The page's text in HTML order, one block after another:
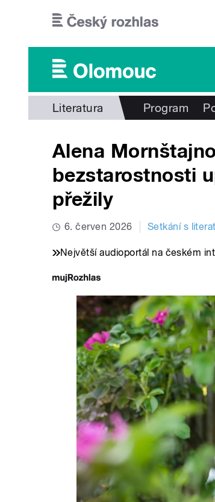
Literatura Program
Alena
bezstarostnosti
přežily
6. červen 2026 Setkání s
Největší audioportál na českém